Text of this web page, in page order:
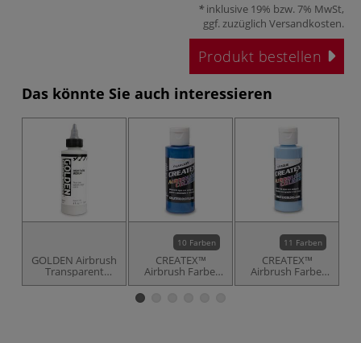
inklusive 19% bzw. 7% MwSt,
ggf. zuzüglich Versandkosten.
Produkt bestellen
Das könnte Sie auch interessieren
GOLDEN Airbrush
Transparent
Extender
10 Farben
CREATEX™
Airbrush Farbe,
metallic
11 Farben
CREATEX™
Airbrush Farbe,
opak